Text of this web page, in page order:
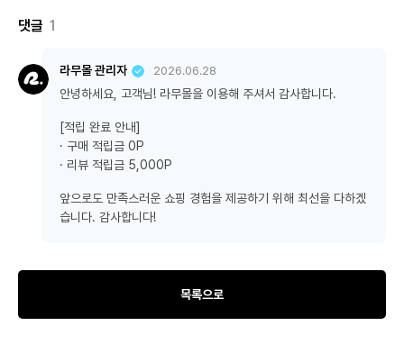
댓글 1
라무몰 관리자 2026.06.28
안녕하세요, 고객님! 라무몰을 이용해 주셔서 감사합니다.
[적립 완료 안내]
· 구매 적립금 0P
· 리뷰 적립금 5,000P
앞으로도 만족스러운 쇼핑 경험을 제공하기 위해 최선을 다하겠
습니다. 감사합니다!
목록으로